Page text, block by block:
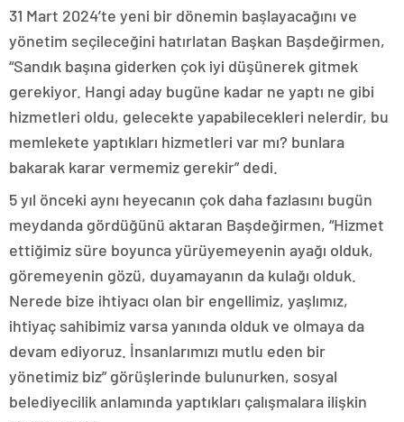
31 Mart 2024’te yeni bir dönemin başlayacağını ve
yönetim seçileceğini hatırlatan Başkan Başdeğirmen,
“Sandık başına giderken çok iyi düşünerek gitmek
gerekiyor. Hangi aday bugüne kadar ne yaptı ne gibi
hizmetleri oldu, gelecekte yapabilecekleri nelerdir, bu
memlekete yaptıkları hizmetleri var mı? bunlara
bakarak karar vermemiz gerekir” dedi.
5 yıl önceki aynı heyecanın çok daha fazlasını bugün
meydanda gördüğünü aktaran Başdeğirmen, “Hizmet
ettiğimiz süre boyunca yürüyemeyenin ayağı olduk,
göremeyenin gözü, duyamayanın da kulağı olduk.
Nerede bize ihtiyacı olan bir engellimiz, yaşlımız,
ihtiyaç sahibimiz varsa yanında olduk ve olmaya da
devam ediyoruz. İnsanlarımızı mutlu eden bir
yönetimiz biz” görüşlerinde bulunurken, sosyal
belediyecilik anlamında yaptıkları çalışmalara ilişkin